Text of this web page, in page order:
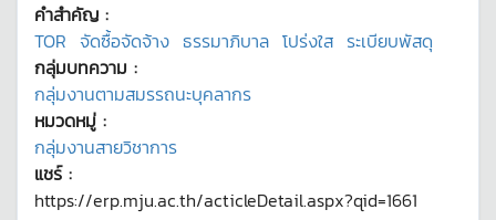
คำสำคัญ :
TOR จัดซื้อจัดจ้าง ธรรมาภิบาล โปร่งใส ระเบียบพัสดุ
กลุ่มบทความ :
กลุ่มงานตามสมรรถนะบุคลากร
หมวดหมู่ :
กลุ่มงานสายวิชาการ
แชร์ :
https://erp.mju.ac.th/acticleDetail.aspx?qid=1661